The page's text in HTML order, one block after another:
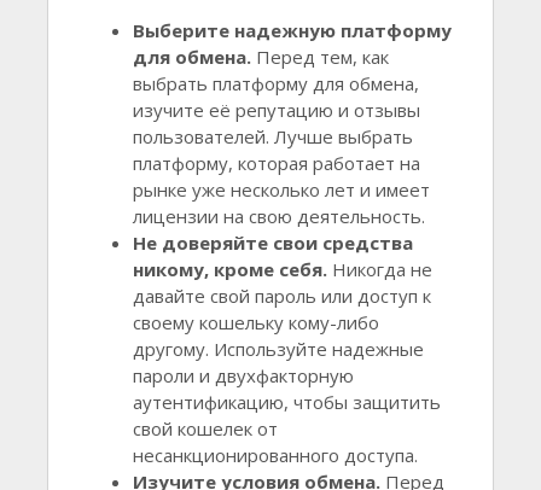
Выберите надежную платформу
для обмена. Перед тем, как
выбрать платформу для обмена,
изучите её репутацию и отзывы
пользователей. Лучше выбрать
платформу, которая работает на
рынке уже несколько лет и имеет
лицензии на свою деятельность.
Не доверяйте свои средства
никому, кроме себя. Никогда не
давайте свой пароль или доступ к
своему кошельку кому-либо
другому. Используйте надежные
пароли и двухфакторную
аутентификацию, чтобы защитить
свой кошелек от
несанкционированного доступа.
Изучите условия обмена. Перед